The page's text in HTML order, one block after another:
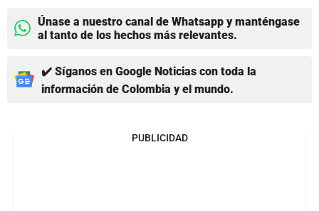
Únase a nuestro canal de Whatsapp y manténgase
al tanto de los hechos más relevantes.
✔️ Síganos en Google Noticias con toda la
información de Colombia y el mundo.
PUBLICIDAD